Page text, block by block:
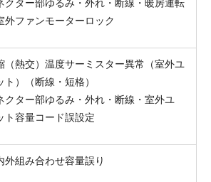
クター部ゆるみ・外れ・断線・暖房運転
外ファンモーターロック
（熱交）温度サーミスター異常（室外ユ
ト）（断線・短格）
クター部ゆるみ・外れ・断線・室外ユ
ト容量コード誤設定
外組み合わせ容量誤り